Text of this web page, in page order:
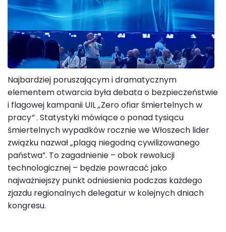
Najbardziej poruszającym i dramatycznym
elementem otwarcia była debata o bezpieczeństwie
i flagowej kampanii UIL„Zero ofiar śmiertelnych w
pracy”. Statystyki mówiące o ponad tysiącu
śmiertelnych wypadków rocznie we Włoszech lider
związku nazwał „plagą niegodną cywilizowanego
państwa”. To zagadnienie – obok rewolucji
technologicznej – będzie powracać jako
najważniejszy punkt odniesienia podczas każdego
zjazdu regionalnych delegatur w kolejnych dniach
kongresu.